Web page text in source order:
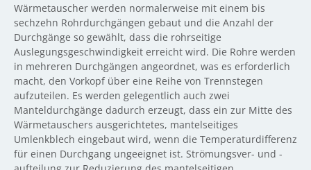
Wärmetauscher werden normalerweise mit einem bis
sechzehn Rohrdurchgängen gebaut und die Anzahl der
Durchgänge so gewählt, dass die rohrseitige
Auslegungsgeschwindigkeit erreicht wird. Die Rohre werden
in mehreren Durchgängen angeordnet, was es erforderlich
macht, den Vorkopf über eine Reihe von Trennstegen
aufzuteilen. Es werden gelegentlich auch zwei
Manteldurchgänge dadurch erzeugt, dass ein zur Mitte des
Wärmetauschers ausgerichtetes, mantelseitiges
Umlenkblech eingebaut wird, wenn die Temperaturdifferenz
für einen Durchgang ungeeignet ist. Strömungsver- und -